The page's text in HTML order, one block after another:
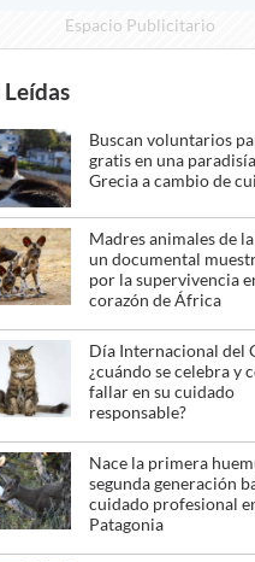
Espacio Publicitario
Buscan voluntarios
gratis en una
Grecia a cambio de
Madres animales de
un documental
por la supervivencia
corazón de África
Día Internacional del
¿cuándo se celebra y
fallar en su cuidado
responsable?
Nace la primera
segunda generación
cuidado profesional
Patagonia